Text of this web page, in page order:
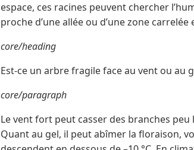
espace, ces racines peuvent chercher
proche d’une allée ou d’une zone carrelée
core/heading
Est-ce un arbre fragile face au vent ou au
core/paragraph
Le vent fort peut casser des branches
Quant au gel, il peut abîmer la floraison,